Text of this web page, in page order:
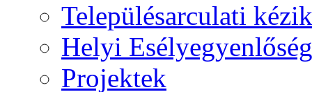
Településarculati
Helyi
Projektek